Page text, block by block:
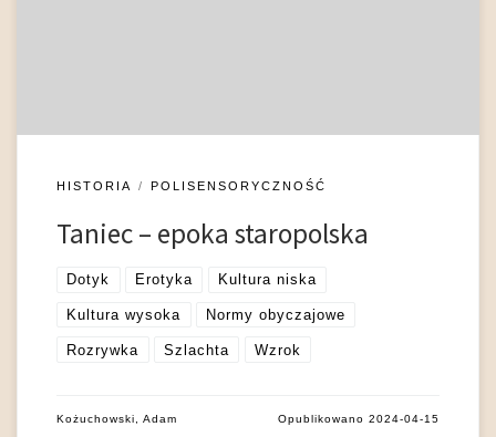
HISTORIA POLISENSORYCZNOŚĆ
Taniec – epoka staropolska
Dotyk Erotyka Kultura niska
Kultura wysoka Normy obyczajowe
Rozrywka Szlachta Wzrok
Kożuchowski, Adam Opublikowano2024-04-15